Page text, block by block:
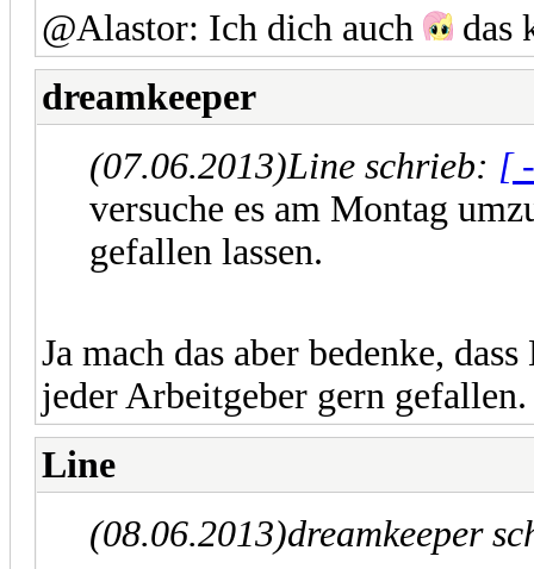
@Alastor: Ich dich auch
das
dreamkeeper
(07.06.2013)Line schrieb: [
versuche es am Montag
gefallen lassen.
Ja mach das aber bedenke,
jeder Arbeitgeber gern gefallen.
Line
(08.06.2013)dreamkeeper